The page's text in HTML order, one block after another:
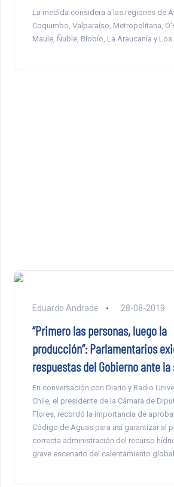
La medida considera a las regiones de
Coquimbo, Valparaíso, Metropolitana,
Maule, Ñuble, Biobío, La Araucanía y Los
Eduardo Andrade 28-08-2019
“Primero las personas, luego la
producción”: Parlamentarios
respuestas del Gobierno ante la
En conversación con Diario y Radio
Chile, el presidente de la Cámara de
Flores, recordó la importancia de
Código de Aguas para así garantizar al
correcta administración del recurso
grave escenario del calentamiento